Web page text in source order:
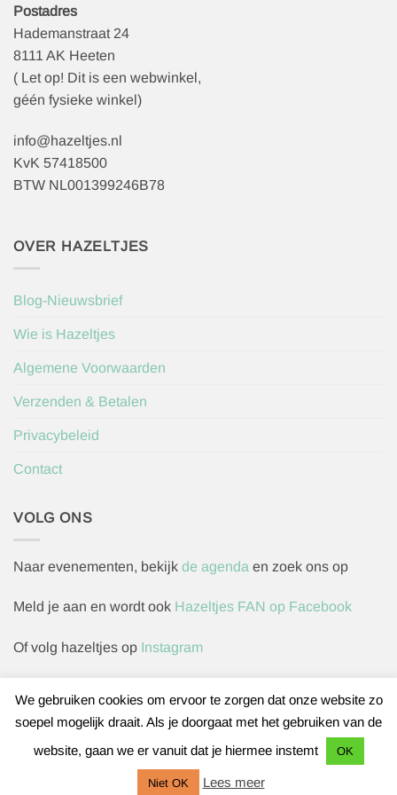
Postadres
Hademanstraat 24
8111 AK Heeten
( Let op! Dit is een webwinkel,
géén fysieke winkel)
info@hazeltjes.nl
KvK 57418500
BTW NL001399246B78
OVER HAZELTJES
Blog-Nieuwsbrief
Wie is Hazeltjes
Algemene Voorwaarden
Verzenden & Betalen
Privacybeleid
Contact
VOLG ONS
Naar evenementen, bekijk de agenda en zoek ons op
Meld je aan en wordt ook Hazeltjes FAN op Facebook
Of volg hazeltjes op Instagram
Herroepingsverzoek indienen
IDeal
We gebruiken cookies om ervoor te zorgen dat onze website zo
soepel mogelijk draait. Als je doorgaat met het gebruiken van de
website, gaan we er vanuit dat je hiermee instemt
OK
Niet OK Lees meer